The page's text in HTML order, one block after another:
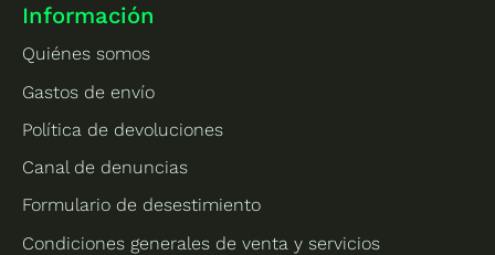
Información
Quiénes somos
Gastos de envío
Política de devoluciones
Canal de denuncias
Formulario de desestimiento
Condiciones generales de venta y servicios